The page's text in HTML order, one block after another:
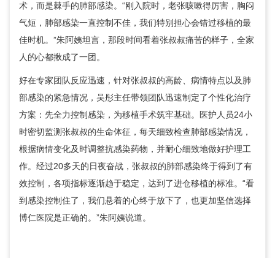
术，而是棘手的肺部感染。“刚入院时，老张咳嗽得厉害，胸闷
气短，肺部感染一直控制不佳，我们特别担心会错过移植的最
佳时机。”朱阿姨坦言，那段时间看着张叔叔痛苦的样子，全家
人的心都揪成了一团。
好在专家团队反应迅速，针对张叔叔的高龄、病情特点以及肺
部感染的紧急情况， 吴彤主任带领团队迅速制定了个性化治疗
方案：先全力控制感染，为移植手术筑牢基础。医护人员24小
时密切监测张叔叔的生命体征，每天细致检查肺部感染情况，
根据病情变化及时调整抗感染药物，并耐心细致地做好护理工
作。经过20多天的日夜奋战，张叔叔的肺部感染终于得到了有
效控制，各项指标逐渐趋于稳定，达到了进仓移植的标准。“看
到感染控制住了，我们悬着的心终于放下了，也更加坚信选择
博仁医院是正确的。”朱阿姨说道。